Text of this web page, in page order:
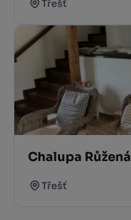
Třešť
Chalupa Růžená
Třešť